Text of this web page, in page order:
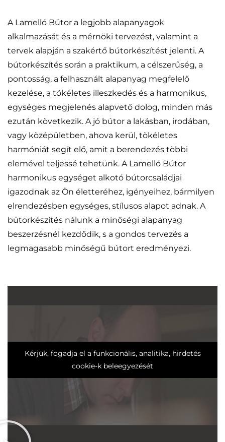
A Lamelló Bútor a legjobb alapanyagok
alkalmazását és a mérnöki tervezést, valamint a
tervek alapján a szakértő bútorkészítést jelenti. A
bútorkészítés során a praktikum, a célszerűség, a
pontosság, a felhasznált alapanyag megfelelő
kezelése, a tökéletes illeszkedés és a harmonikus,
egységes megjelenés alapvető dolog, minden más
ezután következik. A jó bútor a lakásban, irodában,
vagy középületben, ahova kerül, tökéletes
harmóniát segít elő, amit a berendezés többi
elemével teljessé tehetünk. A Lamelló Bútor
harmonikus egységet alkotó bútorcsaládjai
igazodnak az Ön életteréhez, igényeihez, bármilyen
elrendezésben egységes, stílusos alapot adnak. A
bútorkészítés nálunk a minőségi alapanyag
beszerzésnél kezdődik, s a gondos tervezés a
legmagasabb minőségű bútort eredményezi.
Kérjük, fogadja el a funkcionális, analitika, hirdetés
cookie-k beleegyezését